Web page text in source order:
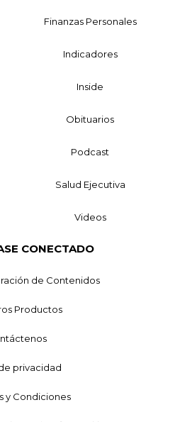
Finanzas Personales
Indicadores
Inside
Obituarios
Podcast
Salud Ejecutiva
Videos
CONECTADO
de Contenidos
Productos
privacidad
y Condiciones